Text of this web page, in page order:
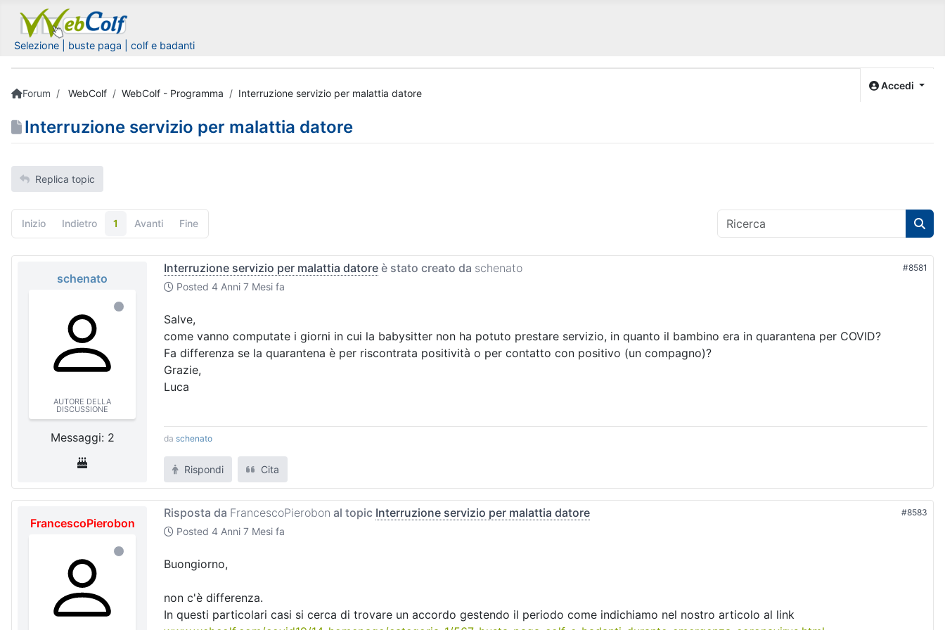
Selezione | buste paga | colf e badanti
Accedi
Forum WebColf WebColf - Programma Interruzione servizio per malattia datore
Interruzione servizio per malattia datore
Replica topic
Inizio Indietro 1 Avanti Fine
schenato
AUTORE DELLA
DISCUSSIONE
Messaggi: 2
Interruzione servizio per malattia datore è stato creato da schenato
Posted 4 Anni 7 Mesi fa
#8581
Salve,
come vanno computate i giorni in cui la babysitter non ha potuto prestare servizio, in quanto il bambino era in quarantena per COVID?
Fa differenza se la quarantena è per riscontrata positività o per contatto con positivo (un compagno)?
Grazie,
Luca
da schenato
Rispondi Cita
FrancescoPierobon
Risposta da FrancescoPierobon al topic Interruzione servizio per malattia datore
Posted 4 Anni 7 Mesi fa
#8583
Buongiorno,
non c'è differenza.
In questi particolari casi si cerca di trovare un accordo gestendo il periodo come indichiamo nel nostro articolo al link